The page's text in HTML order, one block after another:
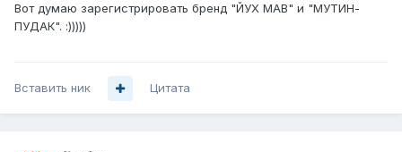
Вот думаю зарегистрировать бренд "ЙУХ МАВ" и "МУТИН-
ПУДАК". :)))))
Вставить ник Цитата